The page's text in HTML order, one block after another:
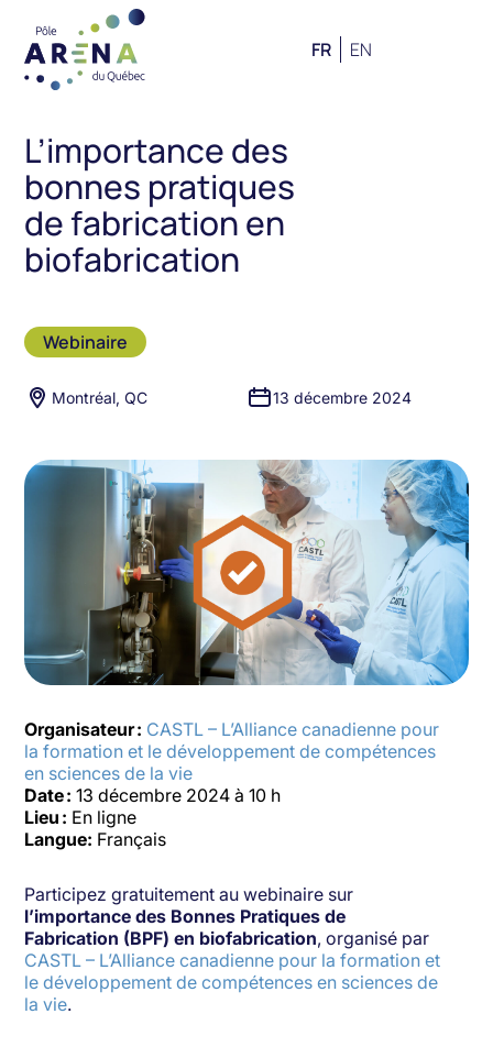
FR EN
L’importance des
bonnes pratiques
de fabrication en
biofabrication
Webinaire
Montréal, QC 13 décembre 2024
Organisateur : CASTL – L’Alliance canadienne pour
la formation et le développement de compétences
en sciences de la vie
Date : 13 décembre 2024 à 10 h
Lieu : En ligne
Langue: Français
Participez gratuitement au webinaire sur
l’importance des Bonnes Pratiques de
Fabrication (BPF) en biofabrication, organisé par
CASTL – L’Alliance canadienne pour la formation et
le développement de compétences en sciences de
la vie.